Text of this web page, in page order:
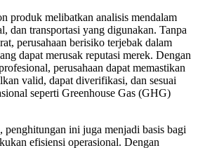
produk melibatkan analisis mendalam
dan transportasi yang digunakan. Tanpa
perusahaan berisiko terjebak dalam
dapat merusak reputasi merek. Dengan
perusahaan dapat memastikan
valid, dapat diverifikasi, dan sesuai
seperti Greenhouse Gas (GHG)
penghitungan ini juga menjadi basis bagi
efisiensi operasional. Dengan